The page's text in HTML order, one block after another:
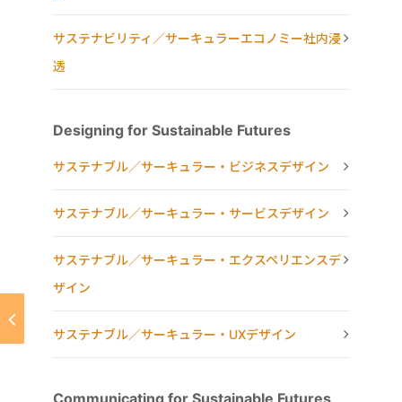
サステナビリティ／サーキュラーエコノミー社内浸
透
Designing for Sustainable Futures
サステナブル／サーキュラー・ビジネスデザイン
サステナブル／サーキュラー・サービスデザイン
サステナブル／サーキュラー・エクスペリエンスデ
ザイン
サステナブル／サーキュラー・UXデザイン
Communicating for Sustainable Futures